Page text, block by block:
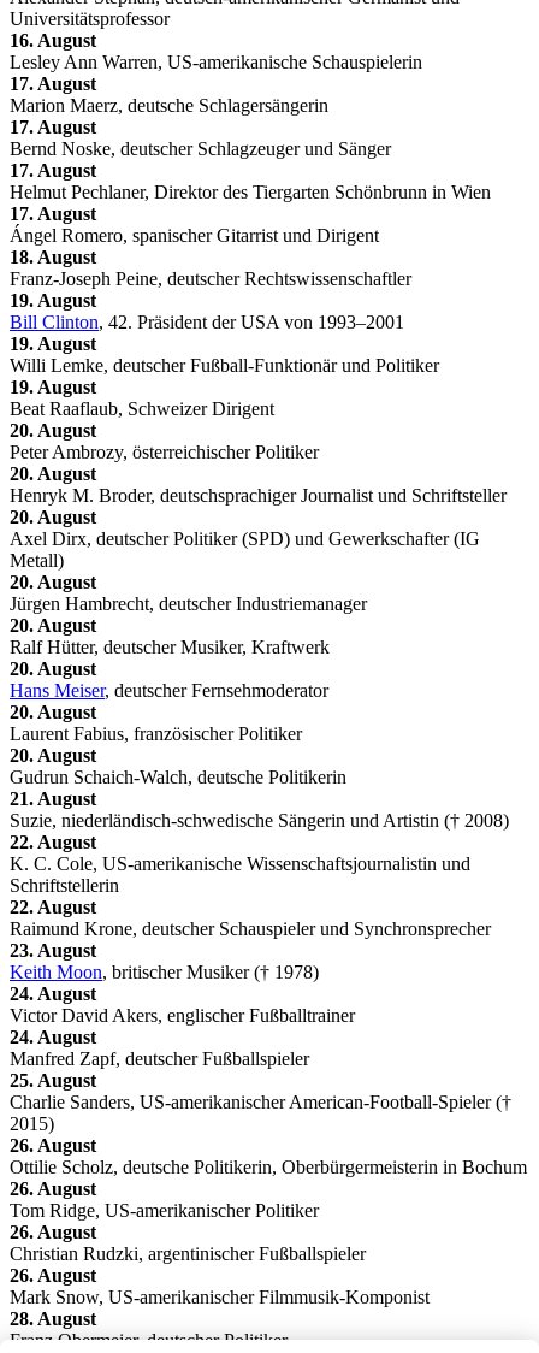
Universitätsprofessor
16. August
Lesley Ann Warren, US-amerikanische Schauspielerin
17. August
Marion Maerz, deutsche Schlagersängerin
17. August
Bernd Noske, deutscher Schlagzeuger und Sänger
17. August
Helmut Pechlaner, Direktor des Tiergarten Schönbrunn in Wien
17. August
Ángel Romero, spanischer Gitarrist und Dirigent
18. August
Franz-Joseph Peine, deutscher Rechtswissenschaftler
19. August
Bill Clinton, 42. Präsident der USA von 1993–2001
19. August
Willi Lemke, deutscher Fußball-Funktionär und Politiker
19. August
Beat Raaflaub, Schweizer Dirigent
20. August
Peter Ambrozy, österreichischer Politiker
20. August
Henryk M. Broder, deutschsprachiger Journalist und Schriftsteller
20. August
Axel Dirx, deutscher Politiker (SPD) und Gewerkschafter (IG
Metall)
20. August
Jürgen Hambrecht, deutscher Industriemanager
20. August
Ralf Hütter, deutscher Musiker, Kraftwerk
20. August
Hans Meiser, deutscher Fernsehmoderator
20. August
Laurent Fabius, französischer Politiker
20. August
Gudrun Schaich-Walch, deutsche Politikerin
21. August
Suzie, niederländisch-schwedische Sängerin und Artistin († 2008)
22. August
K. C. Cole, US-amerikanische Wissenschaftsjournalistin und
Schriftstellerin
22. August
Raimund Krone, deutscher Schauspieler und Synchronsprecher
23. August
Keith Moon, britischer Musiker († 1978)
24. August
Victor David Akers, englischer Fußballtrainer
24. August
Manfred Zapf, deutscher Fußballspieler
25. August
Charlie Sanders, US-amerikanischer American-Football-Spieler (†
2015)
26. August
Ottilie Scholz, deutsche Politikerin, Oberbürgermeisterin in Bochum
26. August
Tom Ridge, US-amerikanischer Politiker
26. August
Christian Rudzki, argentinischer Fußballspieler
26. August
Mark Snow, US-amerikanischer Filmmusik-Komponist
28. August
Franz Obermeier, deutscher Politiker